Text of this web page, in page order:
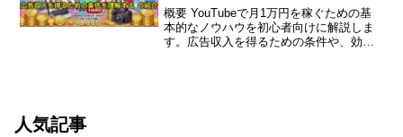
の紹介
概要 YouTubeで月1万円を稼ぐための基
本的なノウハウを初心者向けに解説しま
す。広告収入を得るための条件や、効果
人気記事